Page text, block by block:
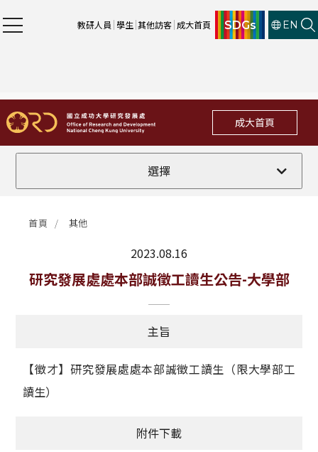
教研人員 學生 其他訪客 成大首頁 SDGs EN
成大首頁
選擇
全部
法規修訂
補助獎項
獲獎名單
活動訊息
其他
首頁 其他
2023.08.16
最新消息
研究發展處處本部誠徵工讀生公告-大學部
主旨
【徵才】研究發展處處本部誠徵工讀生（限大學部工
讀生）
附件下載